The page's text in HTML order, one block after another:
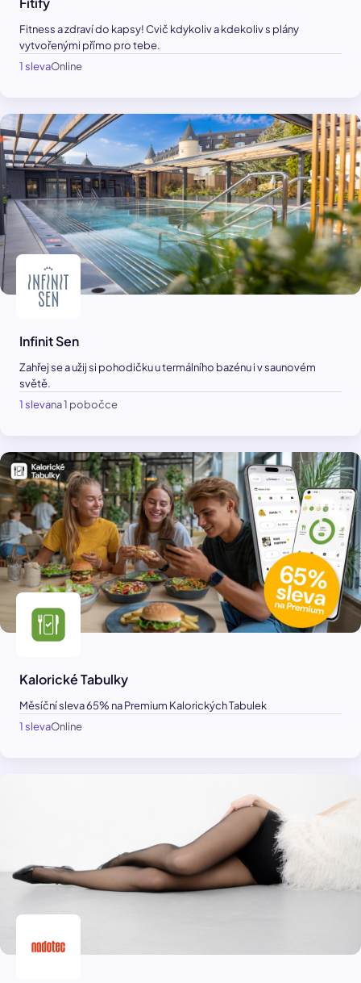
Fitness a zdraví do kapsy! Cvič kdykoliv a kdekoliv s plány
vytvořenými přímo pro tebe.
1 slevaOnline
Infinit Sen
Zahřej se a užij si pohodičku u termálního bazénu i v saunovém
světě.
1 slevana 1 pobočce
Kalorické Tabulky
Měsíční sleva 65% na Premium Kalorických Tabulek
1 slevaOnline